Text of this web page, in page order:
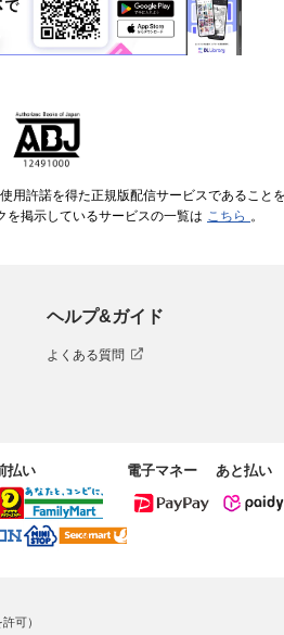
用許諾を得た正規版配信サービスであるこ
を掲示しているサービスの一覧は こちら 。
ヘルプ&ガイド
よくある質問
払い 電子マネー あと払い
可）